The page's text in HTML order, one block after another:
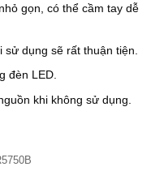
gọn, có thể cầm tay dễ
dụng sẽ rất thuận tiện.
đèn LED.
khi không sử dụng.